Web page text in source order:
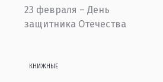
23 февраля – День
защитника Отечества
КНИЖНЫЕ